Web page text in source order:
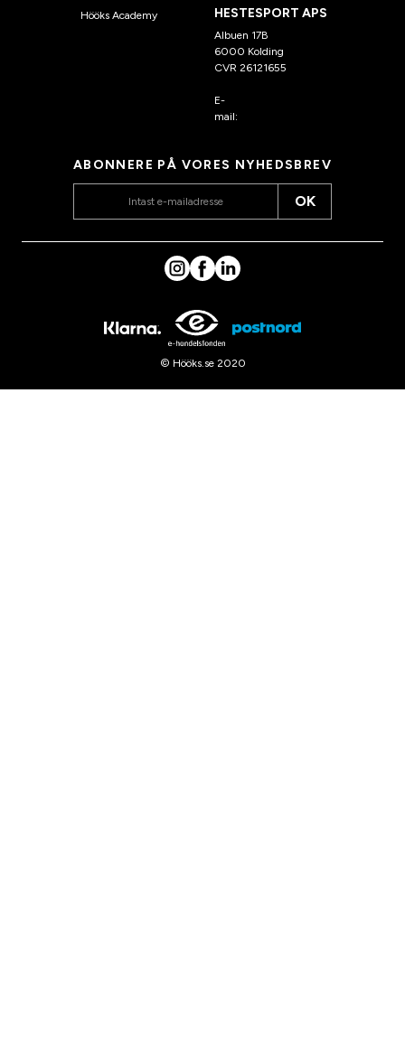
Hööks Academy
HESTESPORT APS
Albuen 17B
6000 Kolding
CVR 26121655
E-
mail:
ABONNERE PÅ VORES NYHEDSBREV
OK
© Hööks.se 2020